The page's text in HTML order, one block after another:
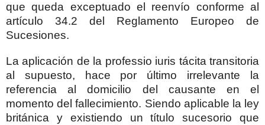
que queda exceptuado el reenvío conforme al
artículo 34.2 del Reglamento Europeo de
Sucesiones.
La aplicación de la professio iuris tácita transitoria
al supuesto, hace por último irrelevante la
referencia al domicilio del causante en el
momento del fallecimiento. Siendo aplicable la ley
británica y existiendo un título sucesorio que